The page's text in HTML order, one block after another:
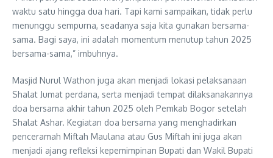
waktu satu hingga dua hari. Tapi kami sampaikan, tidak perlu
menunggu sempurna, seadanya saja kita gunakan bersama-
sama. Bagi saya, ini adalah momentum menutup tahun 2025
bersama-sama,” imbuhnya.
Masjid Nurul Wathon juga akan menjadi lokasi pelaksanaan
Shalat Jumat perdana, serta menjadi tempat dilaksanakannya
doa bersama akhir tahun 2025 oleh Pemkab Bogor setelah
Shalat Ashar. Kegiatan doa bersama yang menghadirkan
penceramah Miftah Maulana atau Gus Miftah ini juga akan
menjadi ajang refleksi kepemimpinan Bupati dan Wakil Bupati